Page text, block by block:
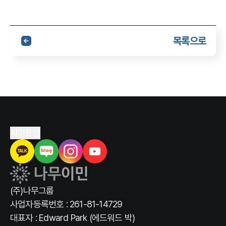
목록으로
(주)나무그룹
사업자등록번호 : 261-81-14729
대표자 : Edward Park (에드워드 박)